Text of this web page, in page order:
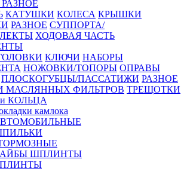
КАТУШКИ КОЛЕСА КРЫШКИ
РАЗНОЕ СУППОРТА/
ХОДОВАЯ ЧАСТЬ
КЛЮЧИ НАБОРЫ
НОЖОВКИ/ТОПОРЫ ОПРАВЫ
ПЛОСКОГУБЦЫ/ПАССАТИЖИ РАЗНОЕ
МАСЛЯННЫХ ФИЛЬТРОВ ТРЕЩОТКИ
КОЛЬЦА
камлока
ШПЛИНТЫ